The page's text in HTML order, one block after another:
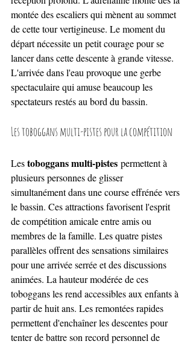
montée des escaliers qui mènent au sommet
de cette tour vertigineuse. Le moment du
départ nécessite un petit courage pour se
lancer dans cette descente à grande vitesse.
L'arrivée dans l'eau provoque une gerbe
spectaculaire qui amuse beaucoup les
spectateurs restés au bord du bassin.
Les toboggans multi-pistes pour la compétition
Les toboggans multi-pistes permettent à
plusieurs personnes de glisser
simultanément dans une course effrénée vers
le bassin. Ces attractions favorisent l'esprit
de compétition amicale entre amis ou
membres de la famille. Les quatre pistes
parallèles offrent des sensations similaires
pour une arrivée serrée et des discussions
animées. La hauteur modérée de ces
toboggans les rend accessibles aux enfants à
partir de huit ans. Les remontées rapides
permettent d'enchaîner les descentes pour
tenter de battre son record personnel de